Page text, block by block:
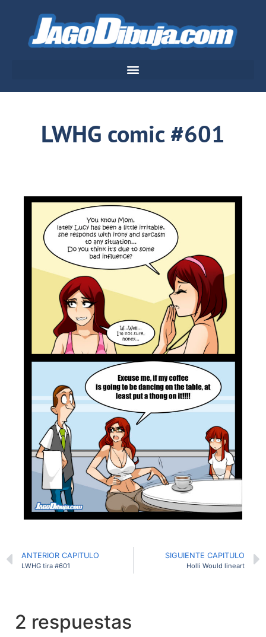
LWHG comic #601
ANTERIOR CAPITULO
LWHG tira #601
SIGUIENTE CAPITULO
Holli Would lineart
2 respuestas